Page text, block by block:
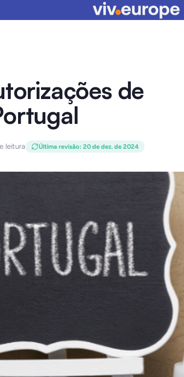
de
leitura Última revisão: 20 de dez. de 2024